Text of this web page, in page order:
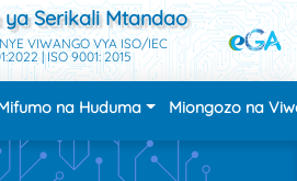
Serikali Mtandao
VIWANGO VYA ISO/IEC
| ISO 9001: 2015
na Huduma Miongozo na